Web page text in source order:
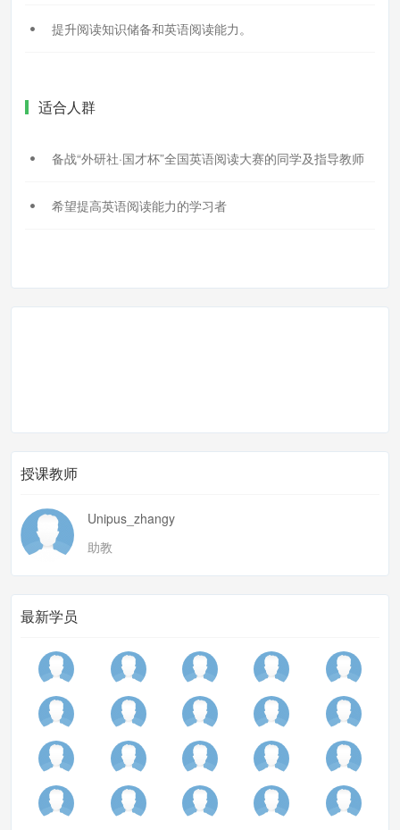
提升阅读知识储备和英语阅读能力。
适合人群
备战“外研社·国才杯”全国英语阅读大赛的同学及指导教师
希望提高英语阅读能力的学习者
授课教师
Unipus_zhangy
助教
最新学员